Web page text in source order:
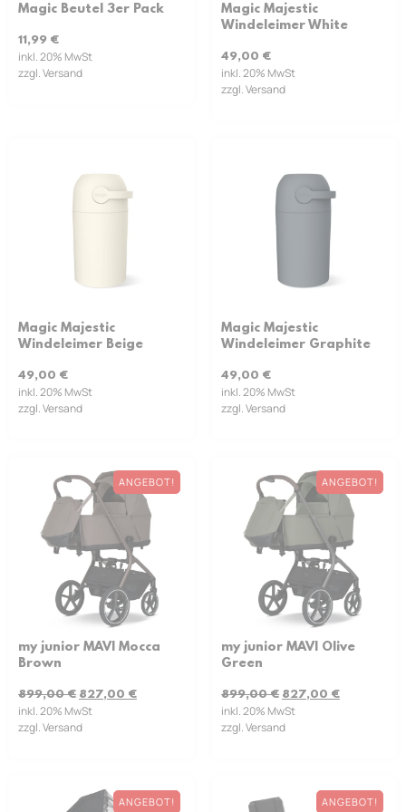
Magic Beutel 3er Pack
11,99 €
inkl. 20% MwSt
zzgl. Versand
Magic Majestic
Windeleimer White
49,00 €
inkl. 20% MwSt
zzgl. Versand
Magic Majestic
Windeleimer Beige
49,00 €
inkl. 20% MwSt
zzgl. Versand
Magic Majestic
Windeleimer Graphite
49,00 €
inkl. 20% MwSt
zzgl. Versand
ANGEBOT!
my junior MAVI Mocca
Brown
899,00€ 827,00 €
inkl. 20% MwSt
zzgl. Versand
ANGEBOT!
my junior MAVI Olive
Green
899,00€ 827,00 €
inkl. 20% MwSt
zzgl. Versand
ANGEBOT! ANGEBOT!